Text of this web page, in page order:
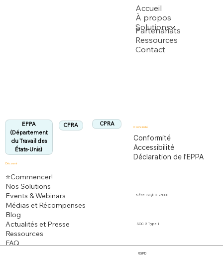
CPRA
EPPA
(Département
du Travail des
États-Unis)
CPRA
Accueil
À propos
Solutions
Partenariats
Ressources
Contact
Découvrir
⭐Commencer!
Nos Solutions
Events & Webinars
Médias et Récompenses
Blog
Actualités et Presse
Ressources
FAQ
Conformité
Conformité
Accessibilité
Déclaration de l'EPPA
Série ISO/IEC 27000
SOC 2 Type II
RGPD